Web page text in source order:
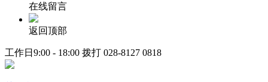
在线留言
返回顶部
工作日9:00 - 18:00 拨打 028-8127 0818